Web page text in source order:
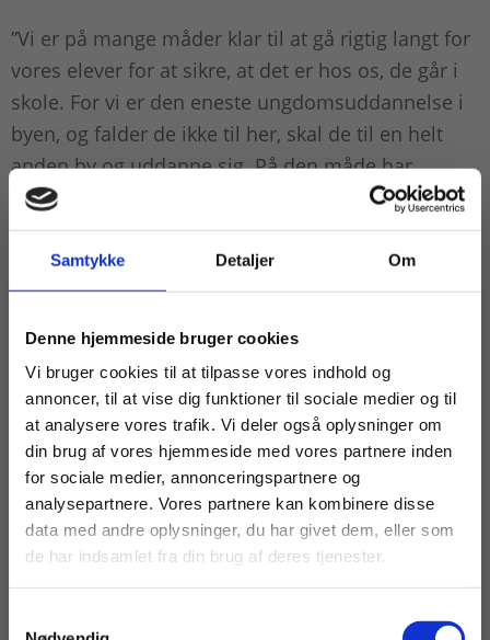
Samtykke Detaljer Om
Denne hjemmeside bruger cookies
Vi bruger cookies til at tilpasse vores indhold og
annoncer, til at vise dig funktioner til sociale medier og til
at analysere vores trafik. Vi deler også oplysninger om
din brug af vores hjemmeside med vores partnere inden
for sociale medier, annonceringspartnere og
analysepartnere. Vores partnere kan kombinere disse
data med andre oplysninger, du har givet dem, eller som
de har indsamlet fra din brug af deres tjenester.
”Vi er på mange måder klar til at gå rigtig langt for
vores elever for at sikre, at det er hos os, de går i
skole. For vi er den eneste ungdomsuddannelse i
byen, og falder de ikke til her, skal de til en helt
anden by og uddanne sig. På den måde har
Lemvig Gymnasium en meget stor betydning for
byen og lokalområdet,” fastslår Christina Trolle
Bojesen.
“Det er en hyggelig dag, og det slutter altid med, at
pedellerne kommer ud og griller pølser.
Christina Trolle Bojesen, vicerektor på Lemvig
Gymnasium
De sværeste dage på jobbet
Gymnasiets betydning i Lemvig bliver blandt andet
tydeligt i tider, hvor både befolkningstallet i
lokalområdet og årgangene bliver mindre. Det
Køb læremidler og find masterclasses mm.
Fortsæt som:
For privatkunder og
studerende. Du får
vist priser inkl.
For institutioner og
virksomheder. Du
får vist priser ekskl.